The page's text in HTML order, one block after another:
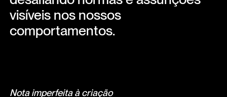
visíveis nos nossos
comportamentos.
Nota imperfeita à criação